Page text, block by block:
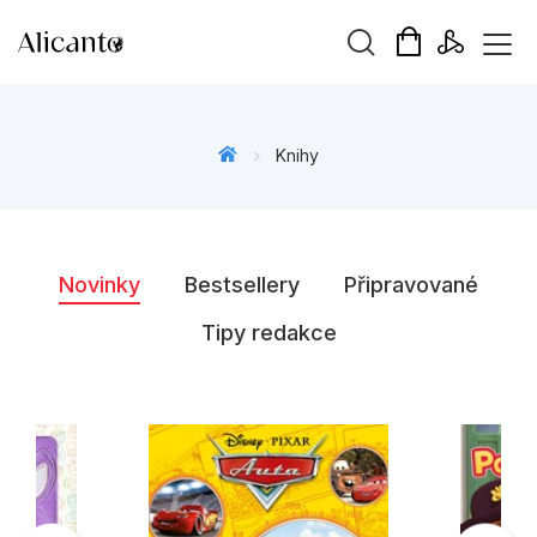
Připravujeme
Beletrie pro děti
Beletrie pro dospělé
Knihy
Novinky Bestsellery
Připravované
Tipy redakce